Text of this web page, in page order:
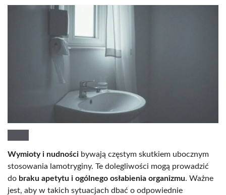
Wymioty i nudności bywają częstym skutkiem ubocznym
stosowania lamotryginy. Te dolegliwości mogą prowadzić
do braku apetytu i ogólnego osłabienia organizmu. Ważne
jest, aby w takich sytuacjach dbać o odpowiednie